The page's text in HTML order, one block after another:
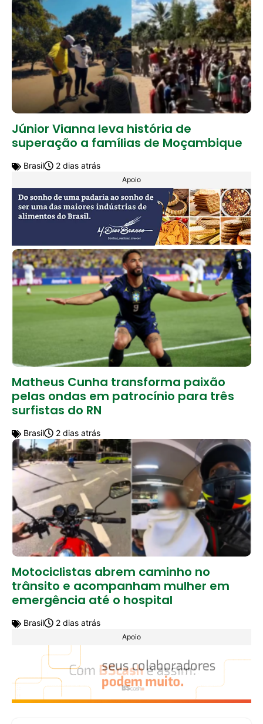
Júnior Vianna leva história de
superação a famílias de Moçambique
Brasil 2 dias atrás
Apoio
Matheus Cunha transforma paixão
pelas ondas em patrocínio para três
surfistas do RN
Brasil 2 dias atrás
Motociclistas abrem caminho no
trânsito e acompanham mulher em
emergência até o hospital
Brasil 2 dias atrás
Apoio